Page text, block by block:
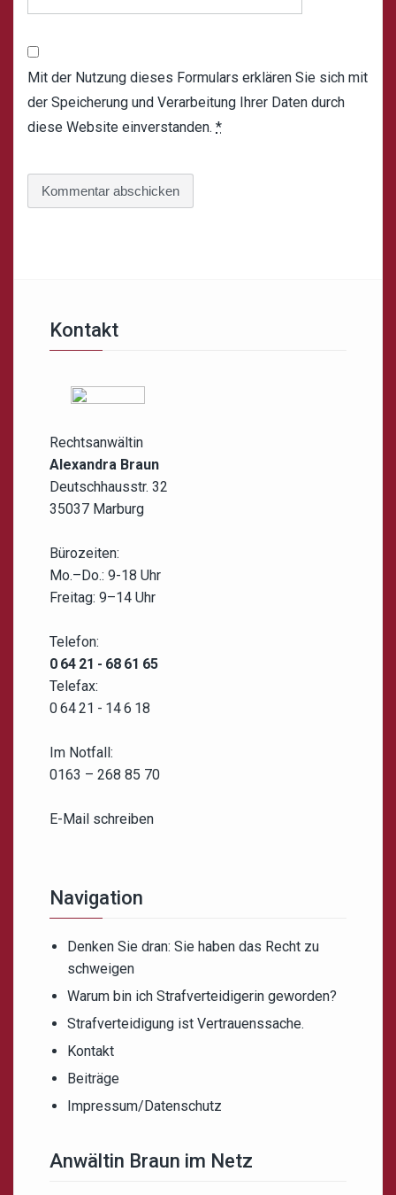
Mit der Nutzung dieses Formulars erklären Sie sich mit
der Speicherung und Verarbeitung Ihrer Daten durch
diese Website einverstanden. *
Kontakt
Rechtsanwältin
Alexandra Braun
Deutschhausstr. 32
35037 Marburg
Bürozeiten:
Mo.–Do.: 9-18 Uhr
Freitag: 9–14 Uhr
Telefon:
0 64 21 - 68 61 65
Telefax:
0 64 21 - 14 6 18
Im Notfall:
0163 – 268 85 70
E-Mail schreiben
Navigation
Denken Sie dran: Sie haben das Recht zu
schweigen
Warum bin ich Strafverteidigerin geworden?
Strafverteidigung ist Vertrauenssache.
Kontakt
Beiträge
Impressum/Datenschutz
Anwältin Braun im Netz